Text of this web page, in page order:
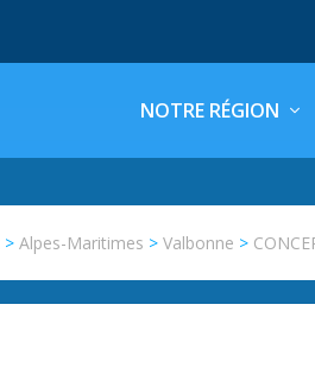
NOTRE RÉGION
>Alpes-Maritimes >Valbonne >